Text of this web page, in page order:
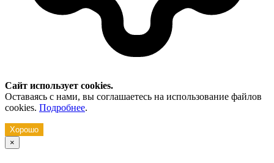
Сайт использует cookies.
Оставаясь с нами, вы соглашаетесь на использование файлов
cookies. Подробнее.
Хорошо
×